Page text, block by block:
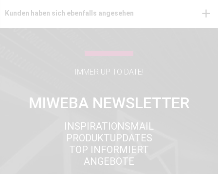
Kunden haben sich ebenfalls angesehen
IMMER UP TO DATE!
MIWEBA NEWSLETTER
INSPIRATIONSMAIL
PRODUKTUPDATES
TOP INFORMIERT
ANGEBOTE